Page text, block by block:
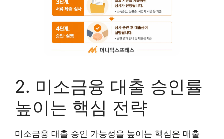
2. 미소금융 대출 승인률
높이는 핵심 전략
미소금융 대출 승인 가능성을 높이는 핵심은 매출